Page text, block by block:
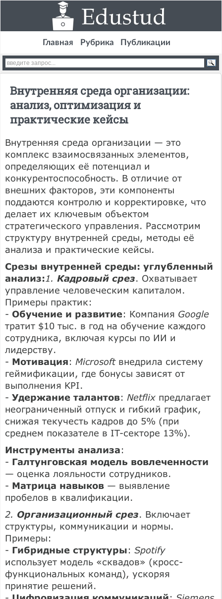
Главная Рубрика Публикации
Внутренняя среда организации:
анализ, оптимизация и
практические кейсы
Внутренняя среда организации — это
комплекс взаимосвязанных элементов,
определяющих её потенциал и
конкурентоспособность. В отличие от
внешних факторов, эти компоненты
поддаются контролю и корректировке, что
делает их ключевым объектом
стратегического управления. Рассмотрим
структуру внутренней среды, методы её
анализа и практические кейсы.
Срезы внутренней среды: углубленный
анализ:1. Кадровый срез. Охватывает
управление человеческим капиталом.
Примеры практик:
- Обучение и развитие: Компания Google
тратит $10 тыс. в год на обучение каждого
сотрудника, включая курсы по ИИ и
лидерству.
- Мотивация: Microsoftвнедрила систему
геймификации, где бонусы зависят от
выполнения KPI.
- Удержание талантов: Netflix предлагает
неограниченный отпуск и гибкий график,
снижая текучесть кадров до 5% (при
среднем показателе в IT-секторе 13%).
Инструменты анализа:
- Галтунговская модель вовлеченности
— оценка лояльности сотрудников.
- Матрица навыков — выявление
пробелов в квалификации.
2. Организационный срез. Включает
структуры, коммуникации и нормы.
Примеры:
- Гибридные структуры: Spotify
использует модель «сквадов» (кросс-
функциональных команд), ускоряя
принятие решений.